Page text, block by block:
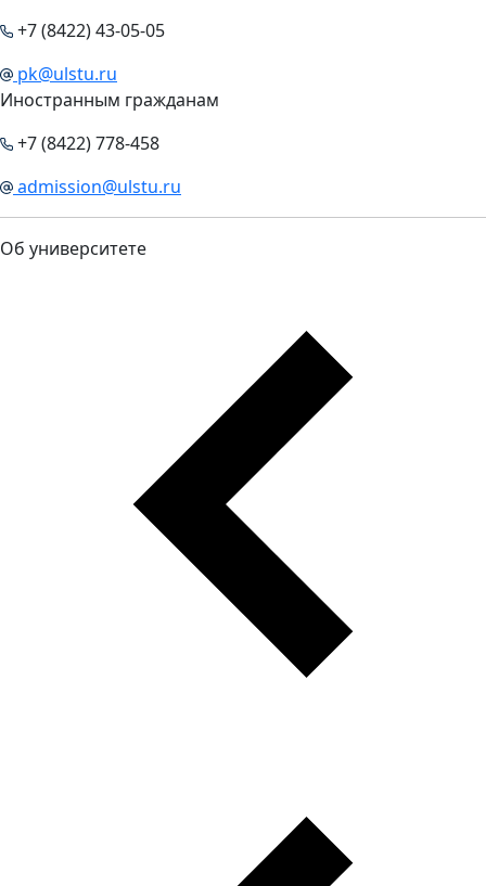
+7 (8422) 43-05-05
pk@ulstu.ru
Иностранным гражданам
+7 (8422) 778-458
admission@ulstu.ru
Об университете